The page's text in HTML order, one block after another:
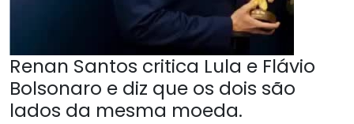
Renan Santos critica Lula e Flávio
Bolsonaro e diz que os dois são
lados da mesma moeda.